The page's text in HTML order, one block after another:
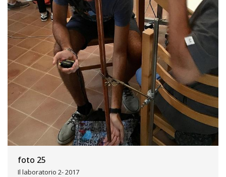
foto 25
Il laboratorio 2- 2017